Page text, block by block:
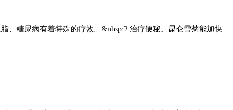
、糖尿病有着特殊的疗效。&nbsp;2.治疗便秘。昆仑雪菊能加快